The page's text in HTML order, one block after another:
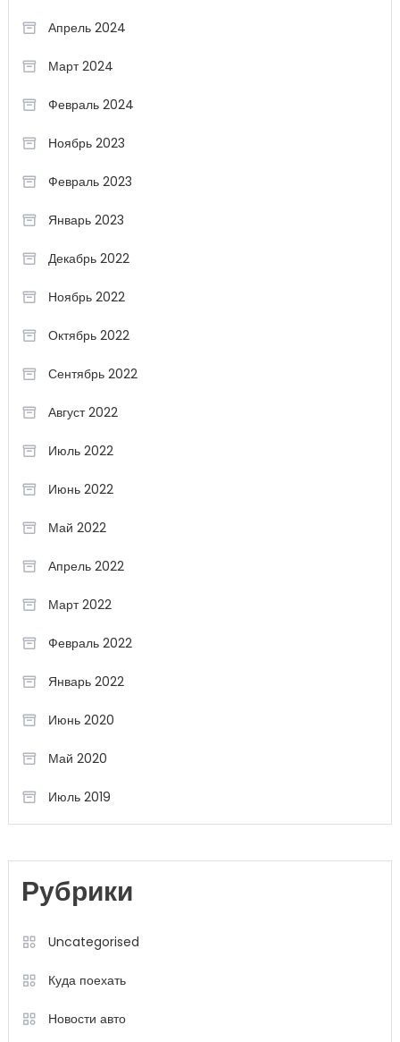
Апрель 2024
Март 2024
Февраль 2024
Ноябрь 2023
Февраль 2023
Январь 2023
Декабрь 2022
Ноябрь 2022
Октябрь 2022
Сентябрь 2022
Август 2022
Июль 2022
Июнь 2022
Май 2022
Апрель 2022
Март 2022
Февраль 2022
Январь 2022
Июнь 2020
Май 2020
Июль 2019
Рубрики
Uncategorised
Куда поехать
Новости авто